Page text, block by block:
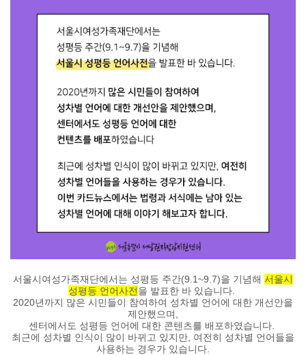
서울시여성가족재단에서는 성평등 주간(9.1~9.7)을 기념해 서울시
성평등 언어사전을 발표한 바 있습니다.
2020년까지 많은 시민들이 참여하여 성차별 언어에 대한 개선안을
제안했으며,
센터에서도 성평등 언어에 대한 콘텐츠를 배포하였습니다.
최근에 성차별 인식이 많이 바뀌고 있지만, 여전히 성차별 언어들을
사용하는 경우가 있습니다.